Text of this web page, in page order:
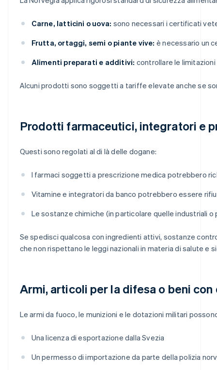
Carne, latticini o uova: sono necessari i certificati
Frutta, ortaggi, semi o piante vive: è necessario un
Alimenti preparati e additivi: controllare le
Alcuni prodotti sono soggetti a tariffe elevate anche se
Prodotti farmaceutici, integratori e
Questi sono regolati al di là delle dogane:
I farmaci soggetti a prescrizione medica potrebbero
Vitamine e integratori da banco potrebbero essere
Le sostanze chimiche (in particolare quelle industriali
Se spedisci qualcosa con ingredienti attivi, sostanze
che non rispettano le leggi nazionali in materia di salute e
Armi, articoli per la difesa o beni
Le armi da fuoco, le munizioni e le dotazioni militari
Una licenza di esportazione dalla Svezia
Un permesso di importazione da parte della polizia